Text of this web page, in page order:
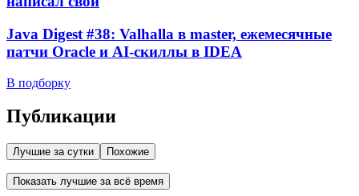
Java Digest #38: Valhalla в master, ежемесячные
патчи Oracle и AI-скиллы в IDEA
В подборку
Публикации
Лучшие за сутки Похожие
Показать лучшие за всё время